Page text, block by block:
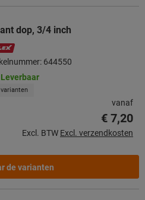
dop, 3/4 inch
644550
Leverbaar
varianten
vanaf
€ 7,20
Excl. BTW Excl. verzendkosten
de varianten